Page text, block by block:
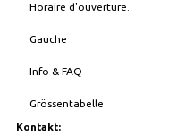
Horaire d'ouverture.
Gauche
Info & FAQ
Grössentabelle
Kontakt: